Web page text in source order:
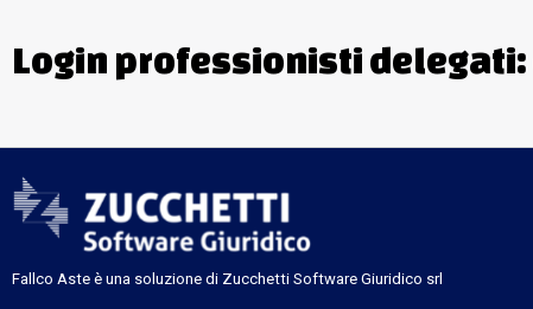
Login professionisti delegati:
Fallco Aste è una soluzione di Zucchetti Software Giuridico srl